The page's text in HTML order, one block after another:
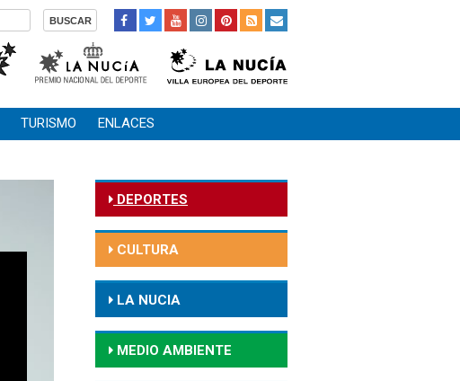
TURISMO ENLACES
DEPORTES
CULTURA
LA NUCIA
MEDIO AMBIENTE